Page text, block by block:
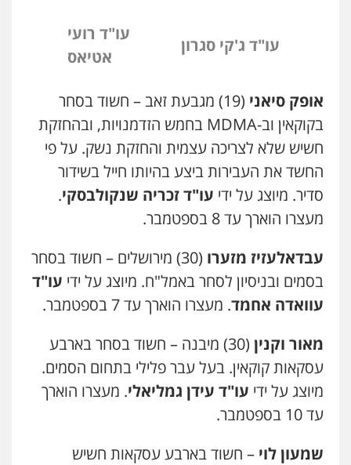
עו"ד ג'קי סגרון
עו"ד רועי
אטיאס
אופק סיאני
(19) מגבעת זאב – חשוד בסחר
בקוקאין וב-MDMA בחמש הזדמנויות, ובהחזקת
חשיש שלא לצריכה עצמית והחזקת נשק. על פי
החשד את העבירות ביצע בהיותו חייל בשידור
סדיר. מיוצג על ידי עו"ד זכריה שנקולבסקי.
מעצרו הוארך עד 8 בספטמבר.
עבדאלעזיז מזערו
(30) מירושלים – חשוד בסחר
בסמים ובניסיון לסחר באמל"ח. מיוצג על ידי עו"ד
עוואדה אחמד. מעצרו הוארך עד 7 בספטמבר.
מאור וקנין
(30) מיבנה – חשוד בסחר בארבע
עסקאות קוקאין. בעל עבר פלילי בתחום הסמים.
מיוצג על ידי עו"ד עידן גמליאלי. מעצרו הוארך
עד 10 בספטמבר.
שמעון לוי – חשוד בארבע עסקאות חשיש